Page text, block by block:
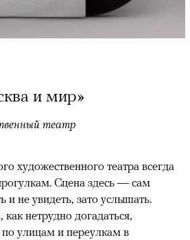
и мир»
театр
художественного театра всегда
Сцена здесь — сам
и не увидеть, зато услышать.
нетрудно догадаться,
по улицам и переулкам в